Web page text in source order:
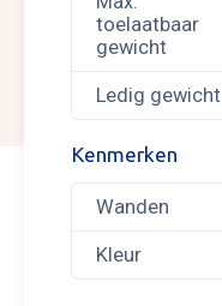
toelaatbaar
gewicht
Ledig gewicht
Kenmerken
Wanden
Kleur